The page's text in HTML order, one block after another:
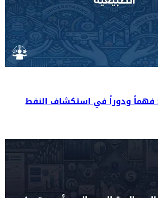
فهماً ودوراً في استكشاف النفط